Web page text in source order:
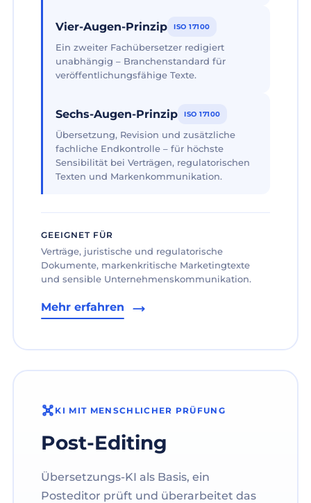
Vier-Augen-Prinzip ISO 17100
Ein zweiter Fachübersetzer redigiert
unabhängig – Branchenstandard für
veröffentlichungsfähige Texte.
Sechs-Augen-Prinzip ISO 17100
Übersetzung, Revision und zusätzliche
fachliche Endkontrolle – für höchste
Sensibilität bei Verträgen, regulatorischen
Texten und Markenkommunikation.
GEEIGNET FÜR
Verträge, juristische und regulatorische
Dokumente, markenkritische Marketingtexte
und sensible Unternehmenskommunikation.
Mehr erfahren
KI MIT MENSCHLICHER PRÜFUNG
Post-Editing
Übersetzungs-KI als Basis, ein
Posteditor prüft und überarbeitet das